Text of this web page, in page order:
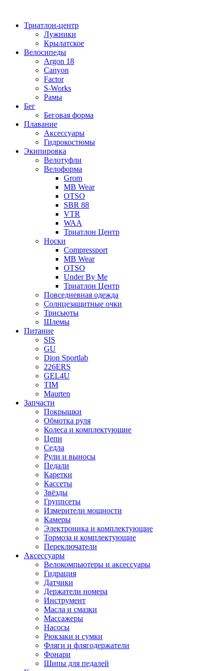
содержимому
Триатлон-центр
Лужники
Крылатское
Велосипеды
Argon 18
Canyon
Factor
S-Works
Рамы
Бег
Беговая форма
Плавание
Аксессуары
Гидрокостюмы
Экипировка
Велотуфли
Велоформа
Grom
MB Wear
OTSO
SBR 88
VTR
WAA
Триатлон Центр
Носки
Compressport
MB Wear
OTSO
Under By Me
Триатлон Центр
Повседневная одежда
Солнцезащитные очки
Трисьюты
Шлемы
Питание
SIS
GU
Dion Sportlab
226ERS
GEL4U
TIM
Maurten
Запчасти
Покрышки
Обмотка руля
Колеса и комплектующие
Цепи
Седла
Рули и выносы
Педали
Каретки
Кассеты
Звёзды
Группсеты
Измерители мощности
Камеры
Электроника и комплектующие
Тормоза и комплектующие
Переключатели
Аксессуары
Велокомпьютеры и аксессуары
Гидрация
Датчики
Держатели номера
Инструмент
Масла и смазки
Массажеры
Насосы
Рюкзаки и сумки
Фляги и флягодержатели
Фонари
Шипы для педалей